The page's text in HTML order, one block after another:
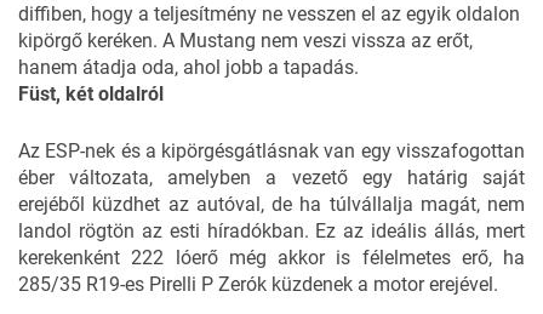
diffiben, hogy a teljesítmény ne vesszen el az egyik oldalon
kipörgő keréken. A Mustang nem veszi vissza az erőt,
hanem átadja oda, ahol jobb a tapadás.
Füst, két oldalról
Az ESP-nek és a kipörgésgátlásnak van egy visszafogottan
éber változata, amelyben a vezető egy határig saját
erejéből küzdhet az autóval, de ha túlvállalja magát, nem
landol rögtön az esti híradókban. Ez az ideális állás, mert
kerekenként 222 lóerő még akkor is félelmetes erő, ha
285/35 R19-es Pirelli P Zerók küzdenek a motor erejével.